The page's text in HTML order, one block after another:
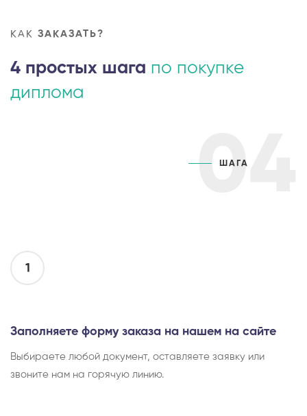
КАК ЗАКАЗАТЬ?
4 простых шага по покупке
диплома
04
ШАГА
1
Заполняете форму заказа на нашем на сайте
Выбираете любой документ, оставляете заявку или
звоните нам на горячую линию.